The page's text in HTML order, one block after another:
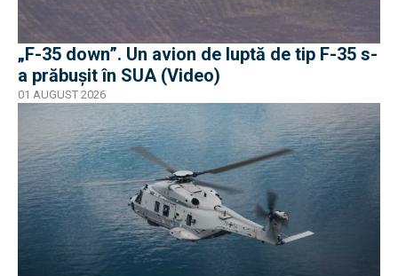
„F-35 down”. Un avion de luptă de tip F-35 s-
a prăbușit în SUA (Video)
01 AUGUST 2026